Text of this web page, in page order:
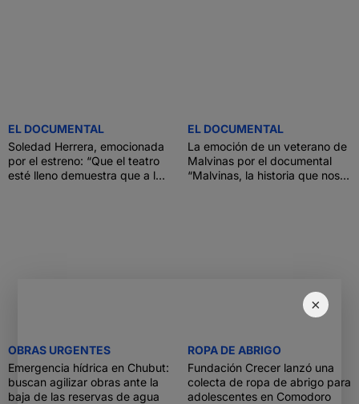
×
EL DOCUMENTAL
Soledad Herrera, emocionada
por el estreno: “Que el teatro
esté lleno demuestra que a la
EL DOCUMENTAL
La emoción de un veterano de
Malvinas por el documental
“Malvinas, la historia que nos
OBRAS URGENTES
Emergencia hídrica en Chubut:
buscan agilizar obras ante la
baja de las reservas de agua
ROPA DE ABRIGO
Fundación Crecer lanzó una
colecta de ropa de abrigo para
adolescentes en Comodoro